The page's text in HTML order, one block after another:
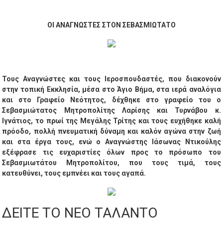
ΟΙ ΑΝΑΓΝΩΣΤΕΣ ΣΤΟΝ ΣΕΒΑΣΜΙΩΤΑΤΟ
Τους Αναγνώστες και τους Ιεροσπουδαστές, που διακονούν
στην τοπική Εκκλησία, μέσα στο Άγιο Βήμα, στα ιερά αναλόγια
και στο Γραφείο Νεότητος, δέχθηκε στο γραφείο του ο
Σεβασμιώτατος Μητροπολίτης Λαρίσης και Τυρνάβου κ.
Ιγνάτιος, το πρωί της Μεγάλης Τρίτης και τους ευχήθηκε καλή
πρόοδο, πολλή πνευματική δύναμη και καλόν αγώνα στην ζωή
και στα έργα τους, ενώ ο Αναγνώστης Ιάσωνας Ντικούλης
εξέφρασε τις ευχαριστίες όλων προς το πρόσωπο του
Σεβασμιωτάτου Μητροπολίτου, που τους τιμά, τους
κατευθύνει, τους εμπνέει και τους αγαπά.
ΔΕΙΤΕ ΤΟ ΝΕΟ ΤΑΛΑΝΤΟ